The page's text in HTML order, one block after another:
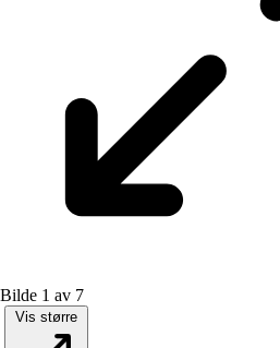
Bilde 1 av 7
Vis større